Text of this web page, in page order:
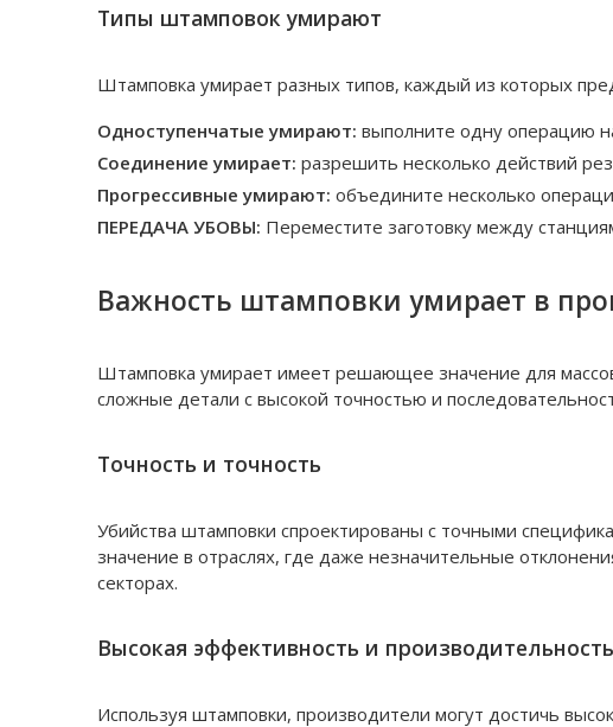
Типы штамповок умирают
Штамповка умирает разных типов, каждый из которых
Одноступенчатые умирают: выполните одну операцию
Соединение умирает: разрешить несколько действий
Прогрессивные умирают: объедините несколько
ПЕРЕДАЧА УБОВЫ: Переместите заготовку между
Важность штамповки умирает в
Штамповка умирает имеет решающее значение для
сложные детали с высокой точностью и
Точность и точность
Убийства штамповки спроектированы с точными
значение в отраслях, где даже незначительные
секторах.
Высокая эффективность и производительность
Используя штамповки, производители могут достичь